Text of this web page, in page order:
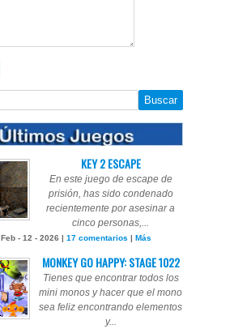
KEY 2 ESCAPE
En este juego de escape de
prisión, has sido condenado
recientemente por asesinar a
cinco personas,...
Feb - 12 - 2026 | 17 comentarios | Más
MONKEY GO HAPPY: STAGE 1022
Tienes que encontrar todos los
mini monos y hacer que el mono
sea feliz encontrando elementos
y...